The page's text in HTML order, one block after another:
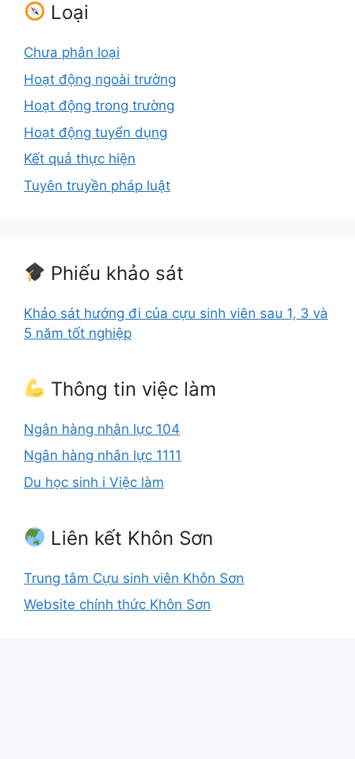
Loại
Chưa phân loại
Hoạt động ngoài trường
Hoạt động trong trường
Hoạt động tuyển dụng
Kết quả thực hiện
Tuyên truyền pháp luật
Phiếu khảo sát
Khảo sát hướng đi của cựu sinh viên sau 1, 3 và
5 năm tốt nghiệp
Thông tin việc làm
Ngân hàng nhân lực 104
Ngân hàng nhân lực 1111
Du học sinh i Việc làm
Liên kết Khôn Sơn
Trung tâm Cựu sinh viên Khôn Sơn
Website chính thức Khôn Sơn